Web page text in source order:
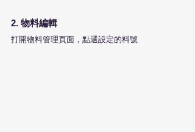
2. 物料編輯
打開物料管理頁面，點選設定的料號